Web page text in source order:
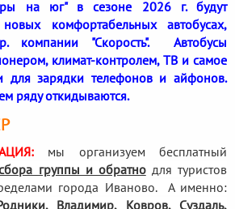
на юг" в сезоне 2026 г. будут
комфортабельных автобусах,
компании "Скорость". Автобусы
климат-контролем, ТВ и самое
для зарядки телефонов и айфонов.
ряду откидываются.
мы организуем бесплатный
группы и обратнодля туристов
города Иваново. А именно:
Владимир, Ковров, Суздаль,